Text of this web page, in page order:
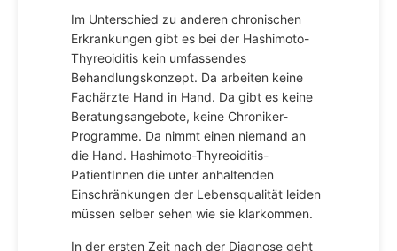
Im Unterschied zu anderen chronischen
Erkrankungen gibt es bei der Hashimoto-
Thyreoiditis kein umfassendes
Behandlungskonzept. Da arbeiten keine
Fachärzte Hand in Hand. Da gibt es keine
Beratungsangebote, keine Chroniker-
Programme. Da nimmt einen niemand an
die Hand. Hashimoto-Thyreoiditis-
PatientInnen die unter anhaltenden
Einschränkungen der Lebensqualität leiden
müssen selber sehen wie sie klarkommen.
In der ersten Zeit nach der Diagnose geht